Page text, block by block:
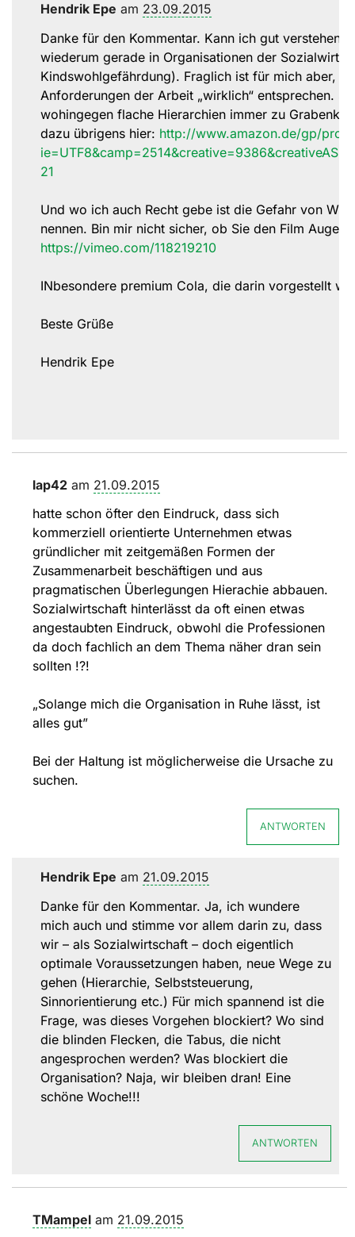
Hendrik Epe am 23.09.2015
Danke für den Kommentar. Kann ich gut verstehen:
wiederum gerade in Organisationen der
Kindswohlgefährdung). Fraglich ist für mich aber,
Anforderungen der Arbeit „wirklich“ entsprechen.
wohingegen flache Hierarchien immer zu
dazu übrigens hier: http://www.amazon.de/gp/
21
Und wo ich auch Recht gebe ist die Gefahr von
nennen. Bin mir nicht sicher, ob Sie den Film
https://vimeo.com/118219210
INbesondere premium Cola, die darin vorgestellt
Beste Grüße
Hendrik Epe
lap42 am 21.09.2015
hatte schon öfter den Eindruck, dass sich
kommerziell orientierte Unternehmen etwas
gründlicher mit zeitgemäßen Formen der
Zusammenarbeit beschäftigen und aus
pragmatischen Überlegungen Hierachie abbauen.
Sozialwirtschaft hinterlässt da oft einen etwas
angestaubten Eindruck, obwohl die Professionen
da doch fachlich an dem Thema näher dran sein
sollten !?!
„Solange mich die Organisation in Ruhe lässt, ist
alles gut”
Bei der Haltung ist möglicherweise die Ursache zu
suchen.
ANTWORTEN
Hendrik Epe am 21.09.2015
Danke für den Kommentar. Ja, ich wundere
mich auch und stimme vor allem darin zu, dass
wir – als Sozialwirtschaft – doch eigentlich
optimale Voraussetzungen haben, neue Wege zu
gehen (Hierarchie, Selbststeuerung,
Sinnorientierung etc.) Für mich spannend ist die
Frage, was dieses Vorgehen blockiert? Wo sind
die blinden Flecken, die Tabus, die nicht
angesprochen werden? Was blockiert die
Organisation? Naja, wir bleiben dran! Eine
schöne Woche!!!
ANTWORTEN
TMampel am 21.09.2015